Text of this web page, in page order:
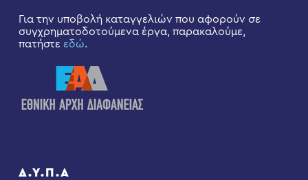
Για την υποβολή καταγγελιών που αφορούν σε
συγχρηματοδοτούμενα έργα, παρακαλούμε,
πατήστε εδώ.
Δ.Υ.Π.Α